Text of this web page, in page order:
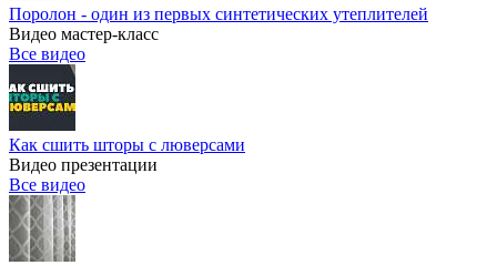
Поролон - один из первых синтетических утеплителей
Видео мастер-класс
Все видео
Как сшить шторы с люверсами
Видео презентации
Все видео